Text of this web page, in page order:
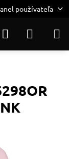
používateľa